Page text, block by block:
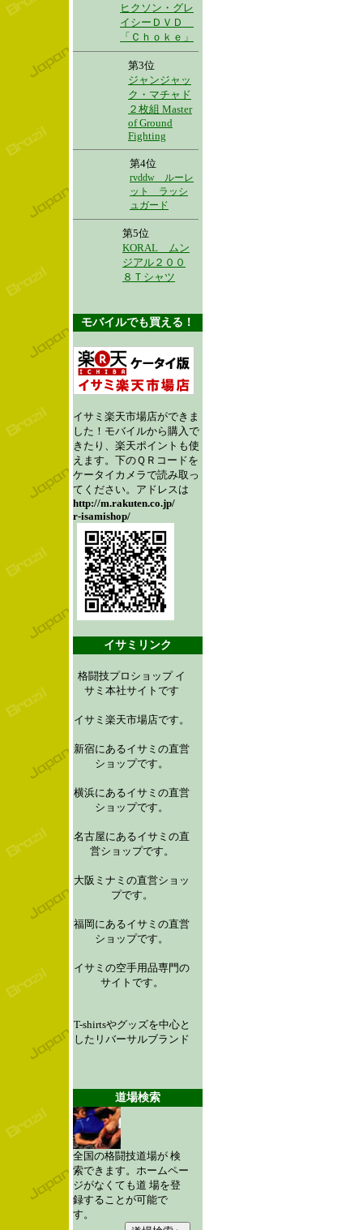
ヒクソン・グレ
イシーＤＶＤ
「Ｃｈｏｋｅ」
第3位
ジャンジャッ
ク・マチャド
２枚組 Master
of Ground
Fighting
第4位
rvddw ルーレ
ット ラッシ
ュガード
第5位
KORAL ムン
ジアル２００
８Ｔシャツ
モバイルでも買える！
イサミ楽天市場店ができま
した！モバイルから購入で
きたり、楽天ポイントも使
えます。下のＱＲコードを
ケータイカメラで読み取っ
てください。アドレスは
http://m.rakuten.co.jp/
r-isamishop/
イサミリンク
格闘技プロショップ イ
サミ本社サイトです
イサミ楽天市場店です。
新宿にあるイサミの直営
ショップです。
横浜にあるイサミの直営
ショップです。
名古屋にあるイサミの直
営ショップです。
大阪ミナミの直営ショッ
プです。
福岡にあるイサミの直営
ショップです。
イサミの空手用品専門の
サイトです。
T-shirtsやグッズを中心と
したリバーサルブランド
道場検索
全国の格闘技道場が 検
索できます。ホームペー
ジがなくても道 場を登
録することが可能で
す。